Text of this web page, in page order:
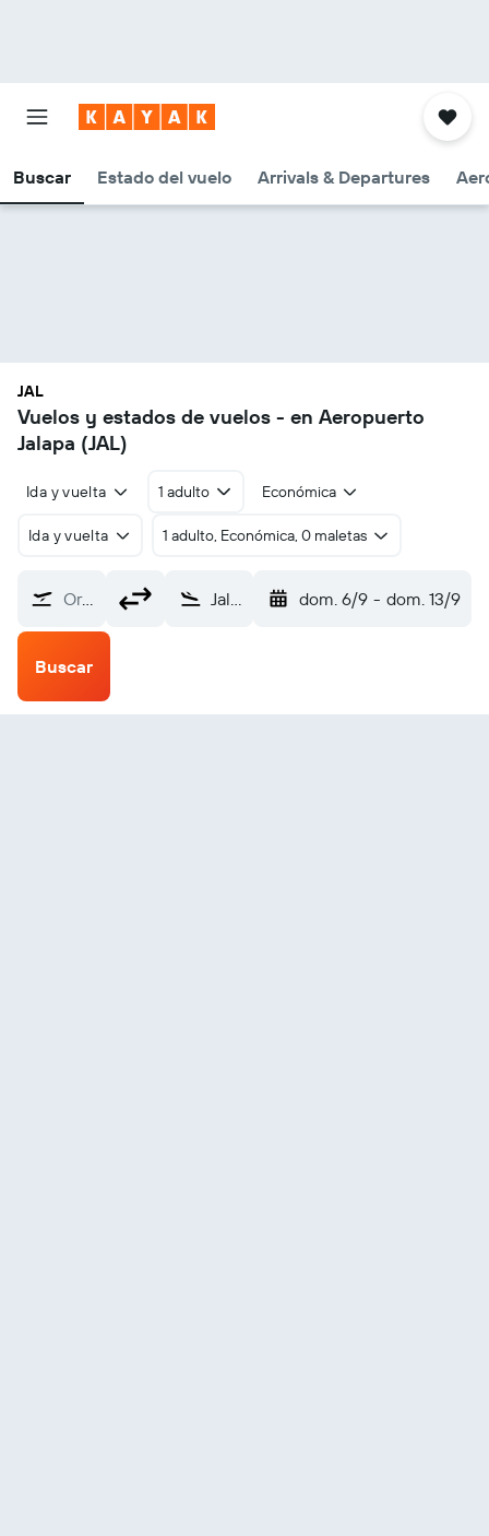
Buscar Estado del vuelo Arrivals & Departures
JAL
Vuelos y estados de vuelos - en Aeropuerto
Jalapa (JAL)
Ida y vuelta 1 adulto Económica
Ida y vuelta 1 adulto, Económica, 0 maletas
Origen Jalapa (JAL) dom. 6/9 - dom. 13/9
Buscar